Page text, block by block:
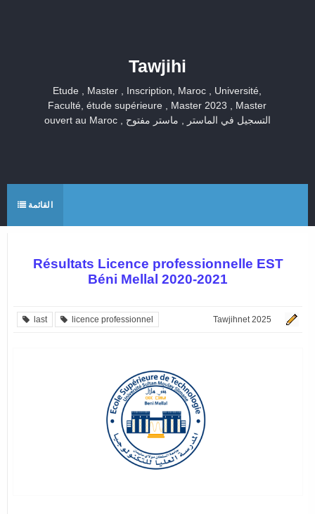
Tawjihi
Etude , Master , Inscription, Maroc , Université,
Faculté, étude supérieure , Master 2023 , Master
ouvert au Maroc , التسجيل في الماستر , ماستر مفتوح
القائمة
Résultats Licence professionnelle EST
Béni Mellal 2020-2021
Tawjihnet 2025
last licence professionnel